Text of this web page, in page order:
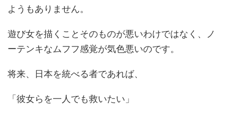
ようもありません。
遊び女を描くことそのものが悪いわけではなく、ノ
ーテンキなムフフ感覚が気色悪いのです。
将来、日本を統べる者であれば、
「彼女らを一人でも救いたい」